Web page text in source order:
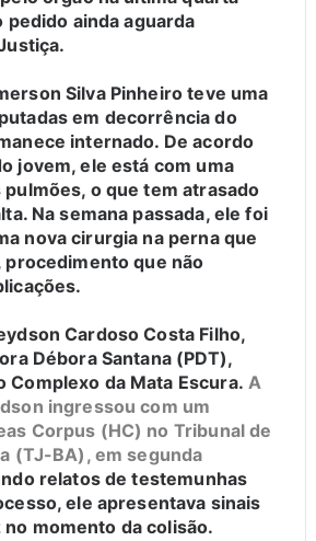
ainda aguarda
Silva Pinheiro teve uma
em decorrência do
internado. De acordo
jovem, ele está com uma
pulmões, o que tem atrasado
Na semana passada, ele foi
nova cirurgia na perna que
que não
Cardoso Costa Filho,
Débora Santana (PDT),
Complexo da Mata Escura. A
ingressou com um
Corpus (HC) no Tribunal de
(TJ-BA), em segunda
relatos de testemunhas
ele apresentava sinais
momento da colisão.